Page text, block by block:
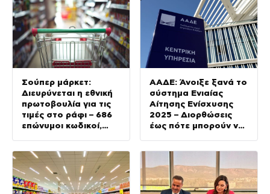
Σούπερ μάρκετ:
Διευρύνεται η εθνική
πρωτοβουλία για τις
τιμές στο ράφι – 686
επώνυμοι κωδικοί,
ιδιωτικής ετικέτας
ΑΑΔΕ: Άνοιξε ξανά το
σύστημα Ενιαίας
Αίτησης Ενίσχυσης
2025 – Διορθώσεις
έως πότε μπορούν να